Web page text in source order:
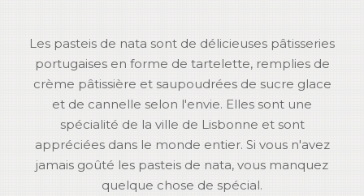
Les pasteis de nata sont de délicieuses pâtisseries
portugaises en forme de tartelette, remplies de
crème pâtissière et saupoudrées de sucre glace
et de cannelle selon l'envie. Elles sont une
spécialité de la ville de Lisbonne et sont
appréciées dans le monde entier. Si vous n'avez
jamais goûté les pasteis de nata, vous manquez
quelque chose de spécial.